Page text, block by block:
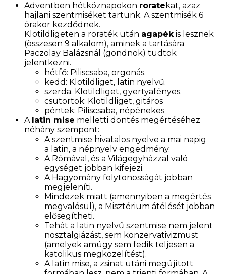
Adventben hétköznapokon rorate kat, azaz
hajlani szentmiséket tartunk. A szentmisék 6
órakor kezdődnek.
Klotildligeten a roraték után agapékis lesznek
(összesen 9 alkalom), aminek a tartására
Paczolay Balázsnál (gondnok) tudtok
jelentkezni.
hétfő: Piliscsaba, orgonás.
kedd: Klotildliget, latin nyelvű.
szerda. Klotildliget, gyertyafényes.
csütörtök: Klotildliget, gitáros
péntek: Piliscsaba, népénekes
A latin mise melletti döntés megértéséhez
néhány szempont:
A szentmise hivatalos nyelve a mai napig
a latin, a népnyelv engedmény.
A Rómával, és a Világegyházzal való
egységet jobban kifejezi.
A Hagyomány folytonosságát jobban
megjeleníti.
Mindezek miatt (amennyiben a megértés
megvalósul), a Misztérium átélését jobban
elősegítheti.
Tehát a latin nyelvű szentmise nem jelent
nosztalgiázást, sem konzervativizmust
(amelyek amúgy sem fedik teljesen a
katolikus megközelítést).
A latin mise, a zsinat utáni megújított